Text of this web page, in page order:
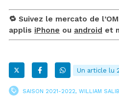
🔁 Suivez le mercato de
applis iPhone ou android et
Un article lu
SAISON 2021-2022, WILLIAM